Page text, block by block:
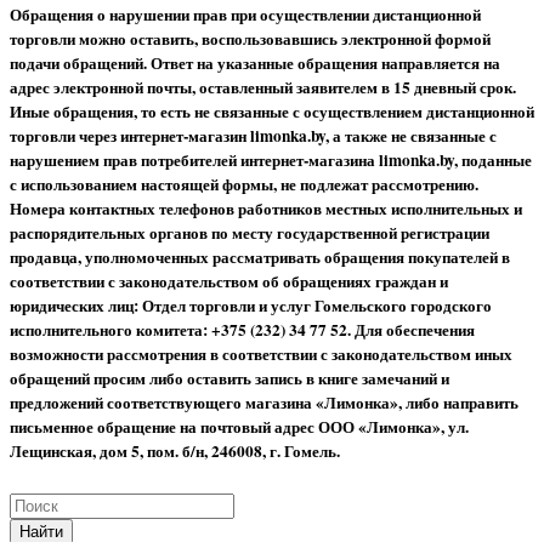
Обращения о нарушении прав при осуществлении дистанционной
торговли можно оставить, воспользовавшись электронной формой
подачи обращений. Ответ на указанные обращения направляется на
адрес электронной почты, оставленный заявителем в 15 дневный срок.
Иные обращения, то есть не связанные с осуществлением дистанционной
торговли через интернет-магазин limonka.by, а также не связанные с
нарушением прав потребителей интернет-магазина limonka.by, поданные
с использованием настоящей формы, не подлежат рассмотрению.
Номера контактных телефонов работников местных исполнительных и
распорядительных органов по месту государственной регистрации
продавца, уполномоченных рассматривать обращения покупателей в
соответствии с законодательством об обращениях граждан и
юридических лиц: Отдел торговли и услуг Гомельского городского
исполнительного комитета: +375 (232) 34 77 52.Для обеспечения
возможности рассмотрения в соответствии с законодательством иных
обращений просим либо оставить запись в книге замечаний и
предложений соответствующего магазина «Лимонка», либо направить
письменное обращение на почтовый адрес ООО «Лимонка», ул.
Лещинская, дом 5, пом. б/н, 246008, г. Гомель.
Найти